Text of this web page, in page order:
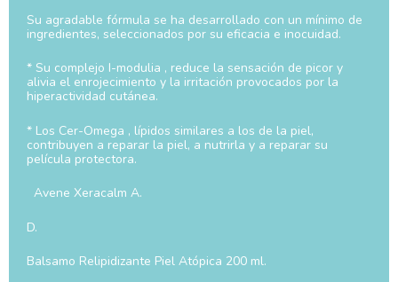
Su agradable fórmula se ha desarrollado con un mínimo de
ingredientes, seleccionados por su eficacia e inocuidad.
* Su complejo I-modulia , reduce la sensación de picor y
alivia el enrojecimiento y la irritación provocados por la
hiperactividad cutánea.
* Los Cer-Omega , lípidos similares a los de la piel,
contribuyen a reparar la piel, a nutrirla y a reparar su
película protectora.
Avene Xeracalm A.
D.
Balsamo Relipidizante Piel Atópica 200 ml.